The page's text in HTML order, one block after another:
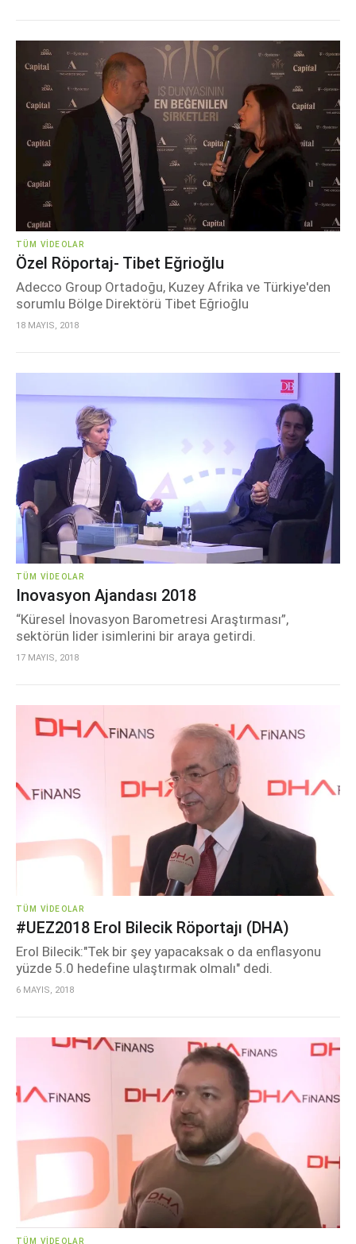
TÜM VIDEOLAR
Özel Röportaj- Tibet Eğrioğlu
Adecco Group Ortadoğu, Kuzey Afrika ve Türkiye'den
sorumlu Bölge Direktörü Tibet Eğrioğlu
18 MAYIS, 2018
TÜM VIDEOLAR
Inovasyon Ajandası 2018
“Küresel İnovasyon Barometresi Araştırması”,
sektörün lider isimlerini bir araya getirdi.
17 MAYIS, 2018
TÜM VIDEOLAR
#UEZ2018 Erol Bilecik Röportajı (DHA)
Erol Bilecik:"Tek bir şey yapacaksak o da enflasyonu
yüzde 5.0 hedefine ulaştırmak olmalı" dedi.
6 MAYIS, 2018
TÜM VIDEOLAR